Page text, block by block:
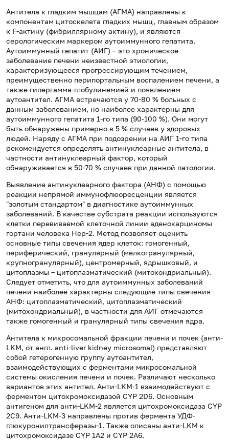
Антитела к гладким мышцам (АГМА) направлены к
компонентам цитоскелета гладких мышц, главным образом
к F-актину (фибриллярному актину), и являются
серологическим маркером аутоиммунного гепатита.
Аутоиммунный гепатит (АИГ) – это хроническое
заболевание печени неизвестной этиологии,
характеризующееся прогрессирующим течением,
преимущественно перипортальным воспалением печени, а
также гипергамма-глобулинемией и появлением
аутоантител. АГМА встречаются у 70-80 % больных с
данным заболеванием, но наиболее характерны для
аутоиммунного гепатита 1-го типа (90-100 %). Они могут
быть обнаружены примерно в 5 % случаев у здоровых
людей. Наряду с АГМА при подозрении на АИГ 1-го типа
рекомендуется определять антинуклеарные антитела, в
частности антинуклеарный фактор, который
обнаруживается в 50-70 % случаев при данной патологии.
Выявление антинуклеарного фактора (АНФ) с помощью
реакции непрямой иммунофлюоресценции является
"золотым стандартом" в диагностике аутоиммунных
заболеваний. В качестве субстрата реакции используются
клетки перевиваемой клеточной линии аденокарциномы
гортани человека Нер-2. Метод позволяет оценить
основные типы свечения ядер клеток: гомогенный,
периферический, гранулярный (мелкогранулярный,
крупногранулярный), центромерный, ядрышковый, и
цитоплазмы – цитоплазматический (митохондриальный).
Следует отметить, что для аутоиммунных заболеваний
печени наиболее характерны следующие типы свечения
АНФ: цитоплазматический, цитоплазматический
(митохондриальный), в частности для АИГ отмечаются
также гомогенный и гранулярный типы свечения ядра.
Антитела к микросомальной фракции печени и почек (анти-
LKM, от англ. anti-liver kidney microsomal) представляют
собой гетерогенную группу аутоантител,
взаимодействующих с ферментами микросомальной
системы окисления печени и почек. Различают несколько
вариантов этих антител. Анти-LKM-1 взаимодействуют с
ферментом цитохромоксидазой CYP 2D6. Основным
антигеном для анти-LKM-2 является цитохромоксидаза CYP
2С9. Анти-LKM-3 направлены против фермента УДФ-
глюкуронилтрансферазы-1. Также описаны анти-LKM к
цитохромоксидазе CYP 1A2 и CYP 2A6.